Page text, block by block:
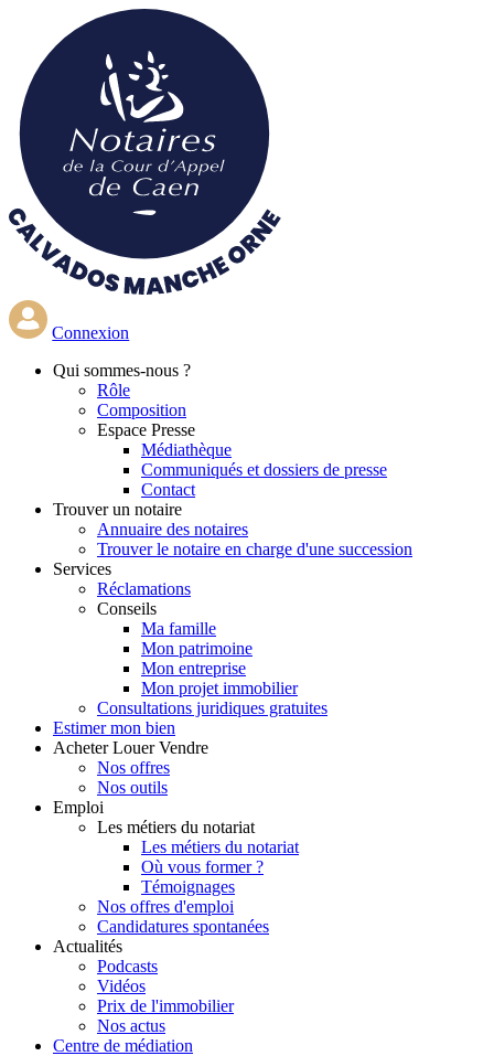
contenu
principal
Connexion
Qui sommes-nous ?
Rôle
Composition
Espace Presse
Médiathèque
Communiqués et dossiers de presse
Contact
Trouver un notaire
Annuaire des notaires
Trouver le notaire en charge d'une succession
Services
Réclamations
Conseils
Ma famille
Mon patrimoine
Mon entreprise
Mon projet immobilier
Consultations juridiques gratuites
Estimer mon bien
Acheter Louer Vendre
Nos offres
Nos outils
Emploi
Les métiers du notariat
Les métiers du notariat
Où vous former ?
Témoignages
Nos offres d'emploi
Candidatures spontanées
Actualités
Podcasts
Vidéos
Prix de l'immobilier
Nos actus
Centre de médiation